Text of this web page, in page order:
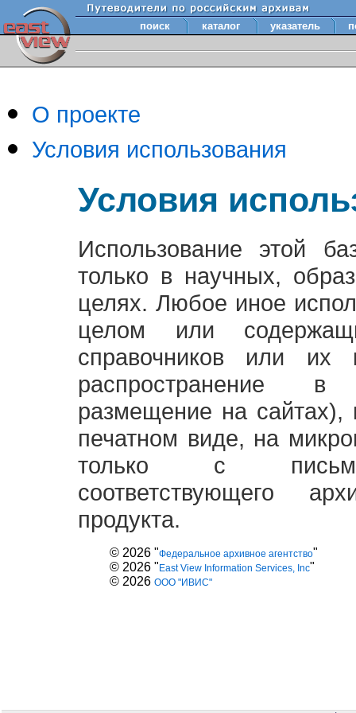
поиск каталог указатель
О проекте
Условия использования
Условия
Использование этой
только в научных,
целях. Любое иное
целом или
справочников или их
распространение
размещение на
печатном виде, на
только с
соответствующего
продукта.
© 2026 "Федеральное архивное агентство"
© 2026 " East View Information Services, Inc"
© 2026 ООО "ИВИС"